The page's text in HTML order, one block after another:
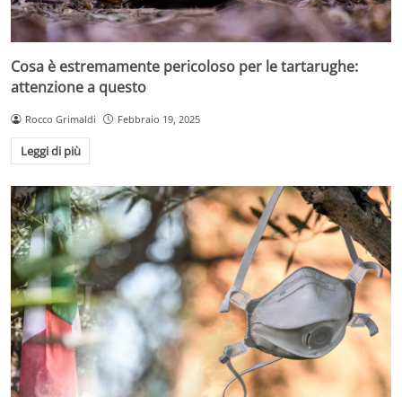
Cosa è estremamente pericoloso per le tartarughe:
attenzione a questo
Rocco Grimaldi Febbraio 19, 2025
Leggi di più